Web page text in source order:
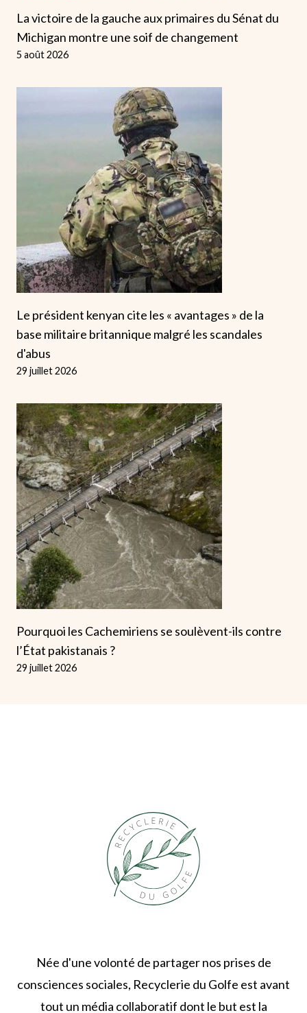
La victoire de la gauche aux primaires du Sénat du
Michigan montre une soif de changement
5 août 2026
Le président kenyan cite les « avantages » de la
base militaire britannique malgré les scandales
d'abus
29 juillet 2026
Pourquoi les Cachemiriens se soulèvent-ils contre
l’État pakistanais ?
29 juillet 2026
Née d'une volonté de partager nos prises de
consciences sociales, Recyclerie du Golfe est avant
tout un média collaboratif dont le but est la